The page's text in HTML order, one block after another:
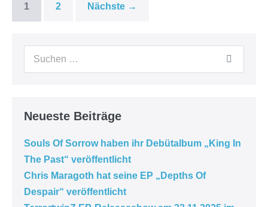
1 2 Nächste →
Neueste Beiträge
Souls Of Sorrow haben ihr Debütalbum „King In
The Past“ veröffentlicht
Chris Maragoth hat seine EP „Depths Of
Despair“ veröffentlicht